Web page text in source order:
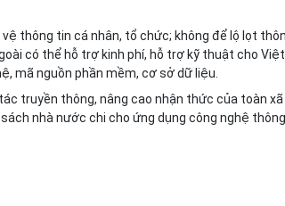
thông tin cá nhân, tổ chức; không để lộ lọt
có thể hỗ trợ kinh phí, hỗ trợ kỹ thuật cho Việt
mã nguồn phần mềm, cơ sở dữ liệu.
truyền thông, nâng cao nhận thức của toàn xã
nhà nước chi cho ứng dụng công nghệ thông